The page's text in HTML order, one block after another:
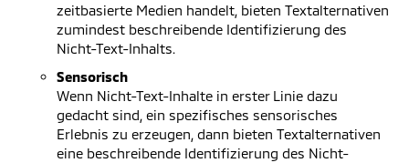
zeitbasierte Medien handelt, bieten Textalternativen
zumindest beschreibende Identifizierung des
Nicht-Text-Inhalts.
Sensorisch
Wenn Nicht-Text-Inhalte in erster Linie dazu
gedacht sind, ein spezifisches sensorisches
Erlebnis zu erzeugen, dann bieten Textalternativen
eine beschreibende Identifizierung des Nicht-